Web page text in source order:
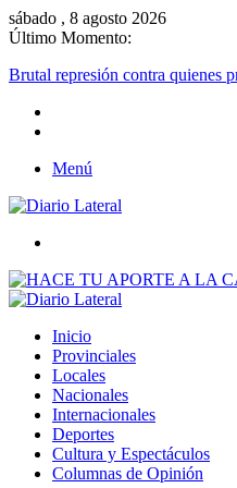
sábado , 8 agosto 2026
Último Momento:
Brutal represión contra quienes
Menú
Inicio
Provinciales
Locales
Nacionales
Internacionales
Deportes
Cultura y Espectáculos
Columnas de Opinión